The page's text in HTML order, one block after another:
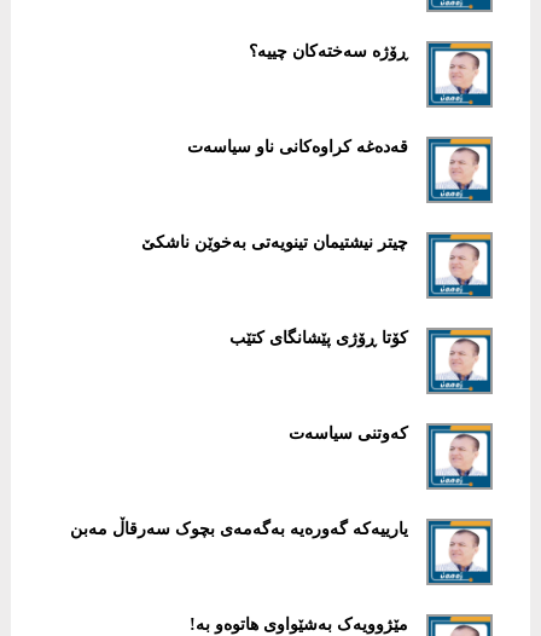
ڕۆژە سەختەکان چییە؟
قەدەغە کراوەکانی ناو سیاسەت
چیتر نیشتیمان تینویەتی بەخوێن ناشکێ
کۆتا ڕۆژی پێشانگای کتێب
کەوتنی سیاسەت
یارییەکە گەورەیە بەگەمەی بچوک سەرقاڵ مەبن
مێژوویەک بەشێواوی هاتوەو بە!